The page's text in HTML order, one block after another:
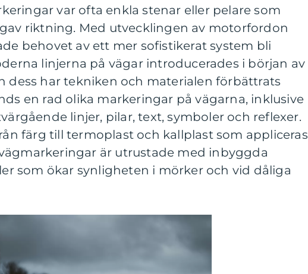
var ofta enkla stenar eller pelare som
riktning. Med utvecklingen av motorfordon
behovet av ett mer sofistikerat system bli
linjerna på vägar introducerades i början av
dess har tekniken och materialen förbättrats
en rad olika markeringar på vägarna, inklusive
linjer, pilar, text, symboler och reflexer.
färg till termoplast och kallplast som appliceras
är utrustade med inbyggda
som ökar synligheten i mörker och vid dåliga